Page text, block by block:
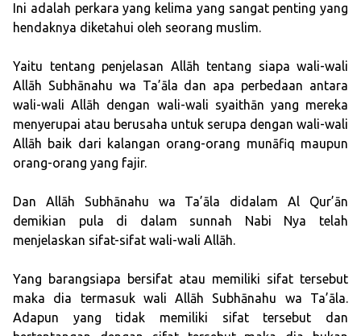
Ini adalah perkara yang kelima yang sangat penting yang
hendaknya diketahui oleh seorang muslim.
Yaitu tentang penjelasan Allāh tentang siapa wali-wali
Allāh Subhānahu wa Ta’āla dan apa perbedaan antara
wali-wali Allāh dengan wali-wali syaithān yang mereka
menyerupai atau berusaha untuk serupa dengan wali-wali
Allāh baik dari kalangan orang-orang munāfiq maupun
orang-orang yang fajir.
Dan Allāh Subhānahu wa Ta’āla didalam Al Qur’ān
demikian pula di dalam sunnah Nabi Nya telah
menjelaskan sifat-sifat wali-wali Allāh.
Yang barangsiapa bersifat atau memiliki sifat tersebut
maka dia termasuk wali Allāh Subhānahu wa Ta’āla.
Adapun yang tidak memiliki sifat tersebut dan